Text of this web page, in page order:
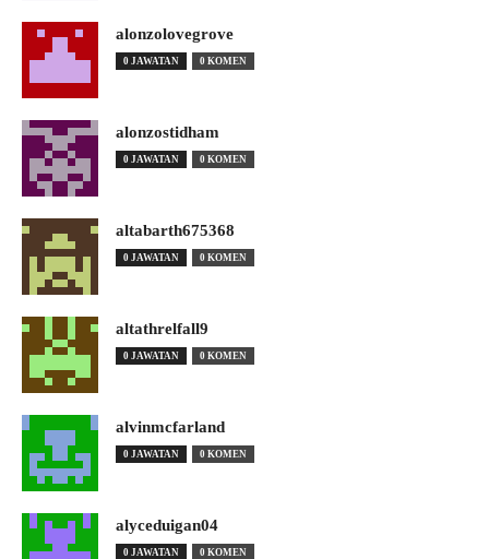
alonzolovegrove
0 JAWATAN 0 KOMEN
alonzostidham
0 JAWATAN 0 KOMEN
altabarth675368
0 JAWATAN 0 KOMEN
altathrelfall9
0 JAWATAN 0 KOMEN
alvinmcfarland
0 JAWATAN 0 KOMEN
alyceduigan04
0 JAWATAN 0 KOMEN